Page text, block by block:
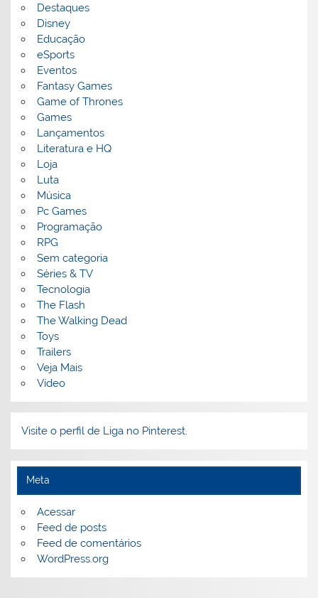
Destaques
Disney
Educação
eSports
Eventos
Fantasy Games
Game of Thrones
Games
Lançamentos
Literatura e HQ
Loja
Luta
Música
Pc Games
Programação
RPG
Sem categoria
Séries & TV
Tecnologia
The Flash
The Walking Dead
Toys
Trailers
Veja Mais
Vídeo
Visite o perfil de Liga no Pinterest.
Meta
Acessar
Feed de posts
Feed de comentários
WordPress.org